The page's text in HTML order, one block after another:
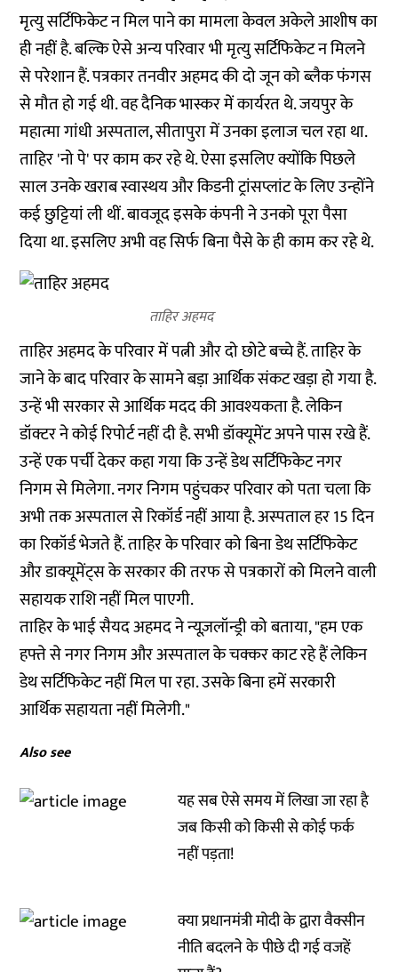
मृत्यु सर्टिफिकेट न मिल पाने का मामला केवल अकेले आशीष का
ही नहीं है. बल्कि ऐसे अन्य परिवार भी मृत्यु सर्टिफिकेट न मिलने
से परेशान हैं. पत्रकार तनवीर अहमद की दो जून को ब्लैक फंगस
से मौत हो गई थी. वह दैनिक भास्कर में कार्यरत थे. जयपुर के
महात्मा गांधी अस्पताल, सीतापुरा में उनका इलाज चल रहा था.
ताहिर 'नो पे' पर काम कर रहे थे. ऐसा इसलिए क्योंकि पिछले
साल उनके खराब स्वास्थय और किडनी ट्रांसप्लांट के लिए उन्होंने
कई छुट्टियां ली थीं. बावजूद इसके कंपनी ने उनको पूरा पैसा
दिया था. इसलिए अभी वह सिर्फ बिना पैसे के ही काम कर रहे थे.
ताहिर अहमद
ताहिर अहमद के परिवार में पत्नी और दो छोटे बच्चे हैं. ताहिर के
जाने के बाद परिवार के सामने बड़ा आर्थिक संकट खड़ा हो गया है.
उन्हें भी सरकार से आर्थिक मदद की आवश्यकता है. लेकिन
डॉक्टर ने कोई रिपोर्ट नहीं दी है. सभी डॉक्यूमेंट अपने पास रखे हैं.
उन्हें एक पर्ची देकर कहा गया कि उन्हें डेथ सर्टिफिकेट नगर
निगम से मिलेगा. नगर निगम पहुंचकर परिवार को पता चला कि
अभी तक अस्पताल से रिकॉर्ड नहीं आया है. अस्पताल हर 15 दिन
का रिकॉर्ड भेजते हैं. ताहिर के परिवार को बिना डेथ सर्टिफिकेट
और डाक्यूमेंट्स के सरकार की तरफ से पत्रकारों को मिलने वाली
सहायक राशि नहीं मिल पाएगी.
ताहिर के भाई सैयद अहमद ने न्यूज़लॉन्ड्री को बताया, "हम एक
हफ्ते से नगर निगम और अस्पताल के चक्कर काट रहे हैं लेकिन
डेथ सर्टिफिकेट नहीं मिल पा रहा. उसके बिना हमें सरकारी
आर्थिक सहायता नहीं मिलेगी."
Also see
यह सब ऐसे समय में लिखा जा रहा है
जब किसी को किसी से कोई फर्क
नहीं पड़ता!
क्या प्रधानमंत्री मोदी के द्वारा वैक्सीन
नीति बदलने के पीछे दी गई वजहें